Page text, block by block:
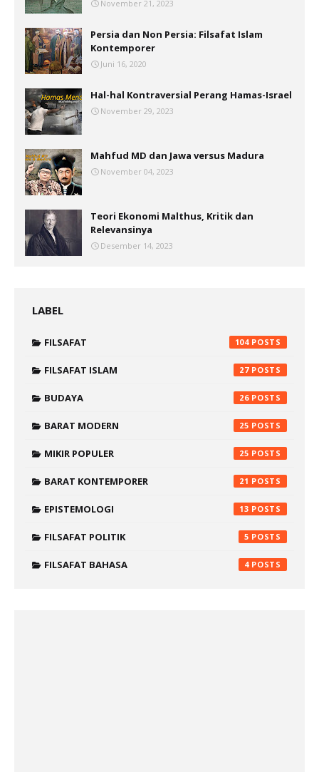
November 21, 2023
Persia dan Non Persia: Filsafat Islam
Kontemporer
Juni 16, 2020
Hal-hal Kontraversial Perang Hamas-Israel
November 29, 2023
Mahfud MD dan Jawa versus Madura
November 04, 2023
Teori Ekonomi Malthus, Kritik dan
Relevansinya
Desember 14, 2023
LABEL
FILSAFAT 104
FILSAFAT ISLAM 27
BUDAYA 26
BARAT MODERN 25
MIKIR POPULER 25
BARAT KONTEMPORER 21
EPISTEMOLOGI 13
FILSAFAT POLITIK 5
FILSAFAT BAHASA 4